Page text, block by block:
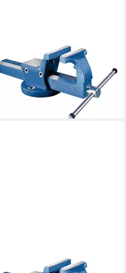
Schraubstock,
Parallelschraubstock 140 mm
193,98 €
lieferbar - in 2-3 Werktagen bei dir